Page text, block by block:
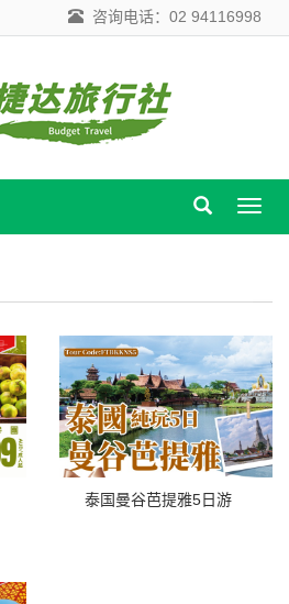
咨询电话：02 94116998
导
泰国曼谷芭提雅5日游